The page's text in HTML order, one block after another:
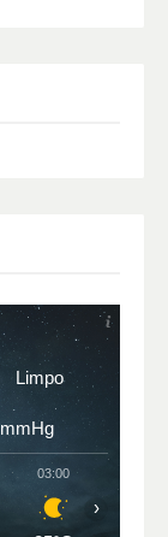
Limpo
mmHg
03:00
›